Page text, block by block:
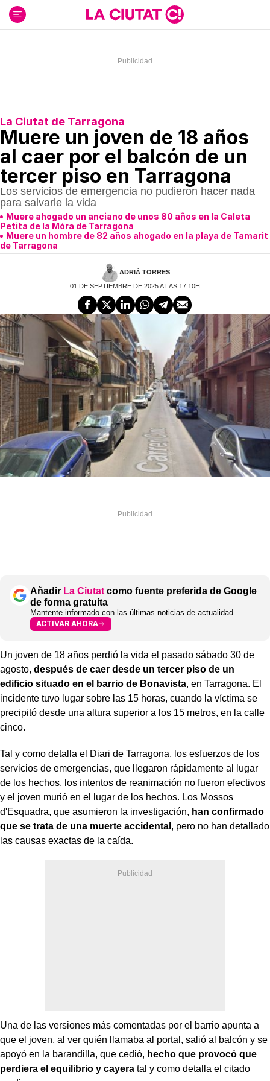
contenido
La Ciutat de Tarragona
Muere un joven de 18 años
al caer por el balcón de un
tercer piso en Tarragona
Los servicios de emergencia no pudieron hacer nada
para salvarle la vida
Muere ahogado un anciano de unos 80 años en la Caleta
Petita de la Móra de Tarragona
Muere un hombre de 82 años ahogado en la playa de Tamarit
de Tarragona
ADRIÀ TORRES
01 DE SEPTIEMBRE DE 2025 A LAS 17:10H
Añadir La Ciutat como fuente preferida de Google
de forma gratuita
Mantente informado con las últimas noticias de actualidad
ACTIVAR AHORA
Un joven de 18 años perdió la vida el pasado sábado 30 de
agosto, después de caer desde un tercer piso de un
edificio situado en el barrio de Bonavista, en Tarragona. El
incidente tuvo lugar sobre las 15 horas, cuando la víctima se
precipitó desde una altura superior a los 15 metros, en la calle
cinco.
Tal y como detalla el Diari de Tarragona, los esfuerzos de los
servicios de emergencias, que llegaron rápidamente al lugar
de los hechos, los intentos de reanimación no fueron efectivos
y el joven murió en el lugar de los hechos. Los Mossos
d'Esquadra, que asumieron la investigación, han confirmado
que se trata de una muerte accidental , pero no han detallado
las causas exactas de la caída.
Una de las versiones más comentadas por el barrio apunta a
que el joven, al ver quién llamaba al portal, salió al balcón y se
apoyó en la barandilla, que cedió, hecho que provocó que
perdiera el equilibrio y cayera tal y como detalla el citado